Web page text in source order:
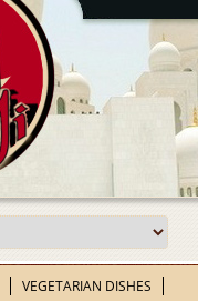
VEGETARIAN DISHES